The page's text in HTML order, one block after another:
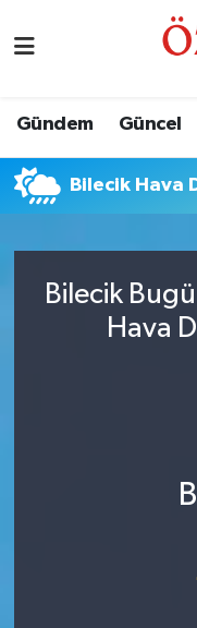
Gündem Güncel
Bilecik Hava
Bilecik
Hava
Eğitim
Ekonomi
Güncel
Nöbetçi
Namaz Vakitleri
Trafik Durumu
Süper Lig Puan
Son Dakika